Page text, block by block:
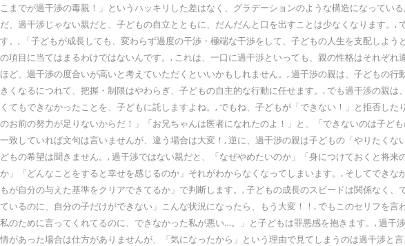
こまでが過干渉の毒親！」というハッキリした差はなく、グラデーションのような構造になって
だ、過干渉じゃない親だと、子どもの自立とともに、だんだんと口を出すことは少なくなります
す。, 「子どもが成長しても、変わらず過度の干渉・極端な干渉をして、子どもの人生を支配しよ
の項目に当てはまるわけではないんです。, これは、一口に過干渉といっても、親の性格はそれぞ
ほど、過干渉の度合いが高いと考えていただくといいかもしれません。, 過干渉の親は、子どもの
きくなるにつれて、把握・制限はやわらぎ、子どもの自主的な行動に任せます。, でも過干渉の親
くてもできなかったことを、子どもに託しますよね。, でもね、子どもが「できない！」と拒否し
のお前の努力が足りないからだ！」「お兄ちゃんは医者になれたのよ！」と、「できないのは子
一致していれば文句は言いませんが、違う場合は大変！, 逆に、過干渉の親は子どもの「やりたく
どもの希望は聞きません。, 過干渉ではない親だと、「なぜやめたいのか」「身につけておくと将
か」「どんなことをすると幸せを感じるのか」それがわからなくなってしまいます。, そしてでき
もが自分の与えた基準をクリアできてるか」で判断します。, 子どもの成長のスピードは関係なく
ているのに、自分の子だけができない」こんな状況になったら、もう大変！！, でもこのセリフを
私のために言ってくれてるのに、できなかった私が悪い…。」と子どもは罪悪感を抱きます。, 過
情があった場合は仕方がありませんが、「気になったから」という理由で見てしまうのは過干渉